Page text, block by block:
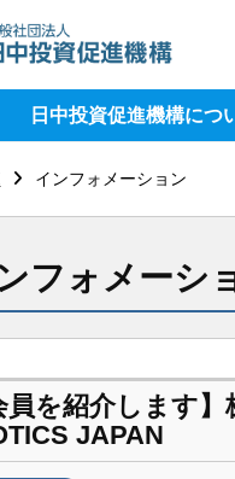
日中投資促進機構につ
インフォメーション
フォメーシ
員を紹介します
JAPAN